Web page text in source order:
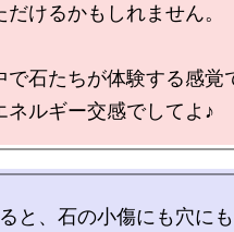
けるかもしれません。
で石たちが体験する感覚
と、石の小傷にも穴に